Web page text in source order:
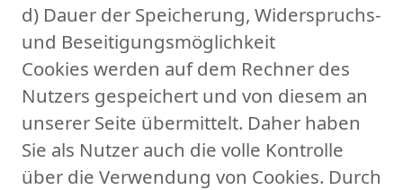
d) Dauer der Speicherung, Widerspruchs-
und Beseitigungsmöglichkeit
Cookies werden auf dem Rechner des
Nutzers gespeichert und von diesem an
unserer Seite übermittelt. Daher haben
Sie als Nutzer auch die volle Kontrolle
über die Verwendung von Cookies. Durch